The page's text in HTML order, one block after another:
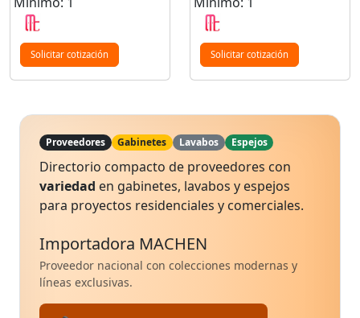
Solicitar cotización Solicitar cotización
Proveedores Gabinetes Lavabos Espejos
Directorio compacto de proveedores con
variedad en gabinetes, lavabos y espejos
para proyectos residenciales y comerciales.
Importadora MACHEN
Proveedor nacional con colecciones modernas y
líneas exclusivas.